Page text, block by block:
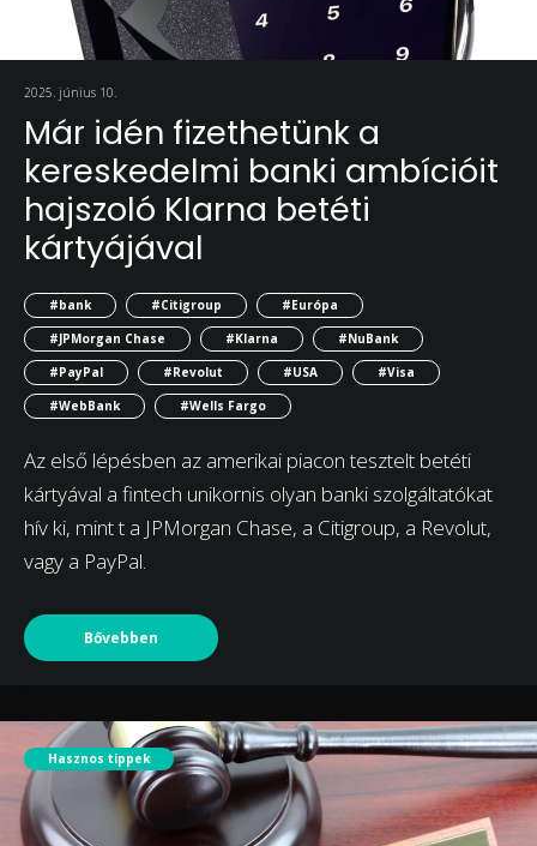
2025. június 10.
Már idén fizethetünk a
kereskedelmi banki ambícióit
hajszoló Klarna betéti
kártyájával
#bank #Citigroup
#Európa
#JPMorgan Chase
#Klarna
#NuBank
#PayPal
#Revolut #USA
#Visa
#WebBank
#Wells Fargo
Az első lépésben az amerikai piacon tesztelt betéti
kártyával a fintech unikornis olyan banki szolgáltatókat
hív ki, mint t a JPMorgan Chase, a Citigroup, a Revolut,
vagy a PayPal.
Bővebben
Hasznos tippek